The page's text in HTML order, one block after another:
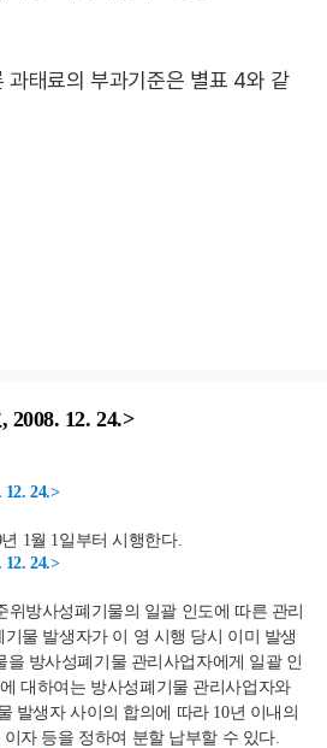
과태료의 부과기준은 별표 4와 같
2008. 12. 24.>
12. 24.>
1월 1일부터 시행한다.
12. 24.>
위방사성폐기물의 일괄 인도에 따른 관리
물 발생자가 이 영 시행 당시 이미 발생
을 방사성폐기물 관리사업자에게 일괄 인
대하여는 방사성폐기물 관리사업자와
발생자 사이의 합의에 따라 10년 이내의
자 등을 정하여 분할 납부할 수 있다.